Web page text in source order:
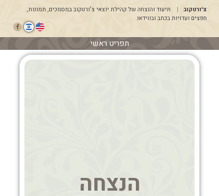
לתוכן
צ׳ורטקוב
תיעוד והנצחה של קהילת יוצאי צ'ורטקוב במסמכים, תמונות,
חפצים ועדויות בכתב ובווידאו.
תפריט ראשי
הנצחה